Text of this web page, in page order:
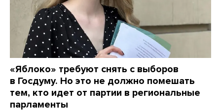
«Яблоко» требуют снять с выборов
в Госдуму. Но это не должно помешать
тем, кто идет от партии в региональные
парламенты